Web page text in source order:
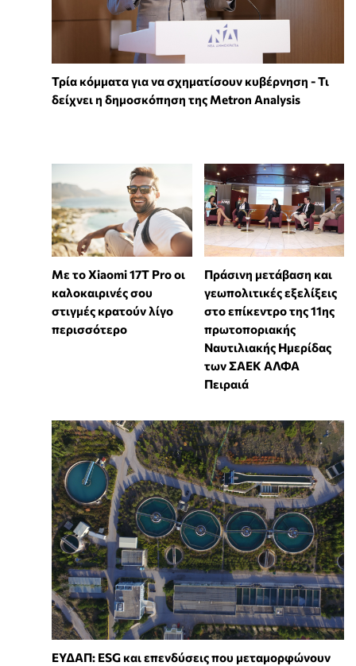
Τρία κόμματα για να σχηματίσουν κυβέρνηση - Τι
δείχνει η δημοσκόπηση της Metron Analysis
Με το Xiaomi 17T Pro οι
καλοκαιρινές σου
στιγμές κρατούν λίγο
περισσότερο
Πράσινη μετάβαση και
γεωπολιτικές εξελίξεις
στο επίκεντρο της 11ης
πρωτοποριακής
Ναυτιλιακής Ημερίδας
των ΣΑΕΚ ΑΛΦΑ
Πειραιά
ΕΥΔΑΠ: ESG και επενδύσεις που μεταμορφώνουν